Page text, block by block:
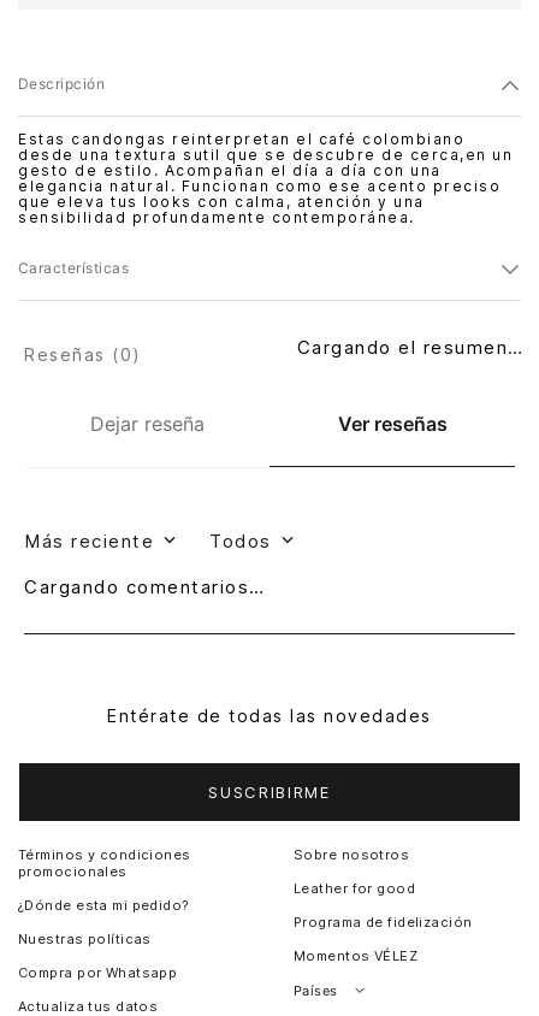
Descripción
Estas candongas reinterpretan el café colombiano
desde una textura sutil que se descubre de cerca,en un
gesto de estilo. Acompañan el día a día con una
elegancia natural. Funcionan como ese acento preciso
que eleva tus looks con calma, atención y una
sensibilidad profundamente contemporánea.
Características
Dejar reseña Ver reseñas
Reseñas (0) Cargando el resumen…
Más reciente Todos
Cargando comentarios…
Entérate de todas las novedades
SUSCRIBIRME
Términos y condiciones
promocionales
¿Dónde esta mi pedido?
Nuestras políticas
Compra por Whatsapp
Actualiza tus datos
Sobre nosotros
Leather for good
Programa de fidelización
Momentos VÉLEZ
Países